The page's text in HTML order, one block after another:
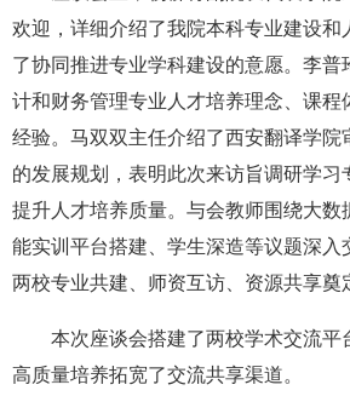
欢迎，详细介绍了我院本科专业建设和
了协同推进专业学科建设的意愿。李普
计和财务管理专业人才培养理念、课程
经验。马双双主任介绍了西安翻译学院
的发展规划，表明此次来访旨调研学习
提升人才培养质量。与会教师围绕大数
能实训平台搭建、学生深造等议题深入
两校专业共建、师资互访、资源共享奠
本次座谈会搭建了两校学术交流平
高质量培养拓宽了交流共享渠道。